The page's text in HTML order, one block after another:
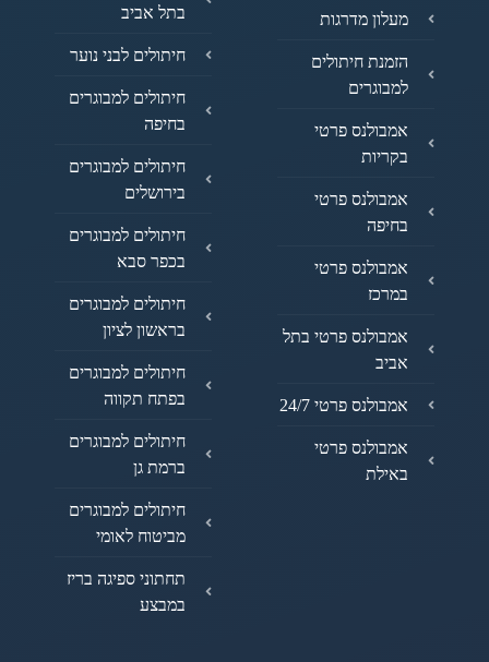
מעלון מדרגות
הזמנת חיתולים
למבוגרים
אמבולנס פרטי
בקריות
אמבולנס פרטי
בחיפה
אמבולנס פרטי
במרכז
אמבולנס פרטי בתל
אביב
אמבולנס פרטי 24/7
אמבולנס פרטי
באילת
בתל אביב
חיתולים לבני נוער
חיתולים למבוגרים
בחיפה
חיתולים למבוגרים
בירושלים
חיתולים למבוגרים
בכפר סבא
חיתולים למבוגרים
בראשון לציון
חיתולים למבוגרים
בפתח תקווה
חיתולים למבוגרים
ברמת גן
חיתולים למבוגרים
מביטוח לאומי
תחתוני ספיגה בריז
במבצע